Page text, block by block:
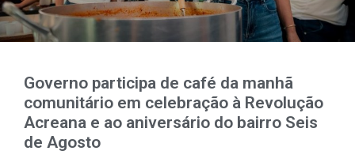
Governo participa de café da manhã
comunitário em celebração à Revolução
Acreana e ao aniversário do bairro Seis
de Agosto